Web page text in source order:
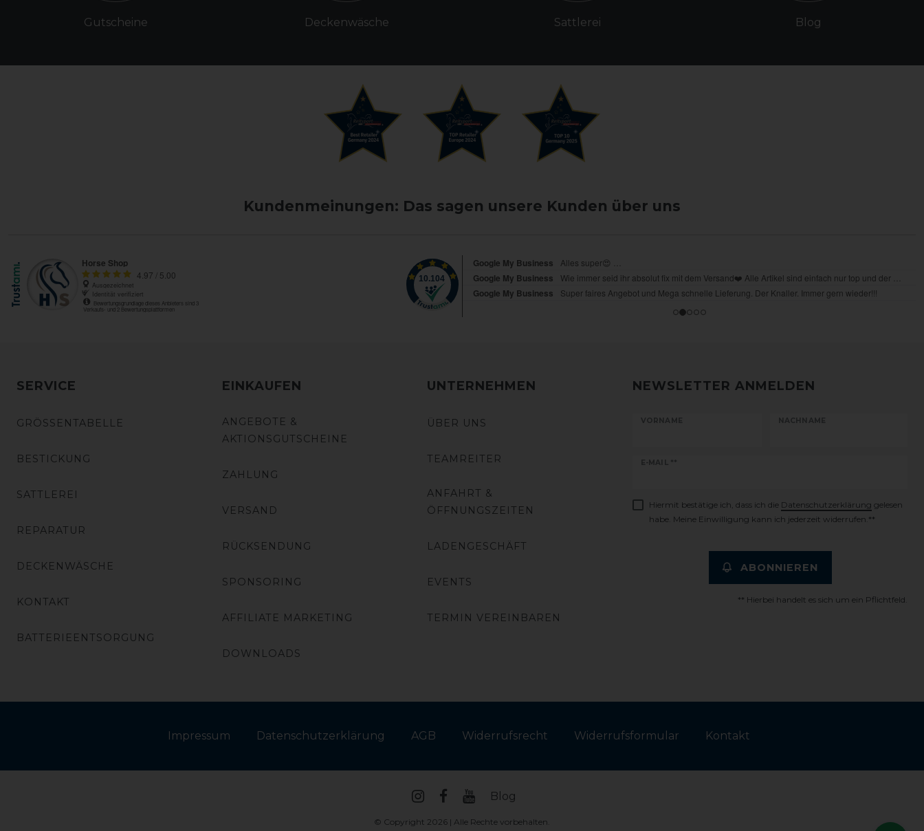
Gutscheine Deckenwäsche Sattlerei Blog
Kundenmeinungen: Das sagen unsere Kunden über uns
SERVICE
GRÖSSENTABELLE
BESTICKUNG
SATTLEREI
REPARATUR
DECKENWÄSCHE
KONTAKT
BATTERIEENTSORGUNG
EINKAUFEN
ANGEBOTE &
AKTIONSGUTSCHEINE
ZAHLUNG
VERSAND
RÜCKSENDUNG
SPONSORING
AFFILIATE MARKETING
DOWNLOADS
UNTERNEHMEN
ÜBER UNS
TEAMREITER
ANFAHRT &
ÖFFNUNGSZEITEN
LADENGESCHÄFT
EVENTS
TERMIN VEREINBAREN
NEWSLETTER ANMELDEN
VORNAME NACHNAME
E-MAIL **
Newsletter
Hiermit bestätige ich, dass ich die Daten­schutz­erklärung gelesen
habe. Meine Einwilligung kann ich jederzeit widerrufen.**
ABONNIEREN
** Hierbei handelt es sich um ein Pflichtfeld.
Impressum Daten­schutz­erklärung AGB Widerrufs­recht Widerrufs­formular Kontakt
Blog
© Copyright 2026 | Alle Rechte vorbehalten.